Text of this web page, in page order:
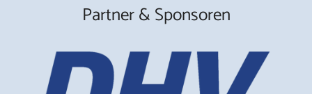
Partner & Sponsoren